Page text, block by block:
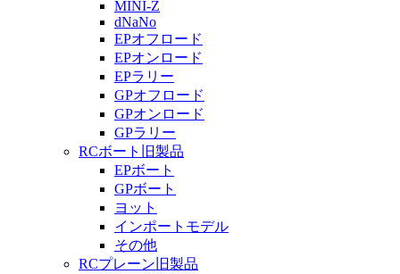
MINI-Z
dNaNo
EPオフロード
EPオンロード
EPラリー
GPオフロード
GPオンロード
GPラリー
RCボート旧製品
EPボート
GPボート
ヨット
インポートモデル
その他
RCプレーン旧製品